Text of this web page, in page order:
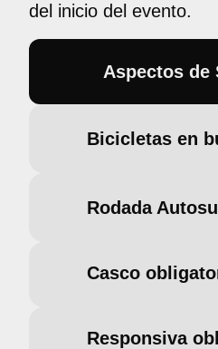
del inicio del evento.
Aspectos de
Bicicletas en
Rodada
Casco
Responsiva